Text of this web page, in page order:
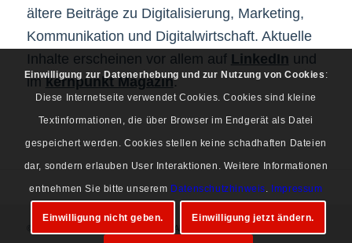
ältere Beiträge zu Digitalisierung, Marketing,
Kommunikation und Digitalwirtschaft. Aktuelle
Inhalte erscheinen vor allem auf LinkedIn und
imkernpunkt Magazin.
© Copyright 1997-2026 Mike Schnoor. Alle Rechte vorbehalten.
Einwilligung zur Datenerhebung und zur Nutzung von Cookies :
Diese Internetseite verwendet Cookies. Cookies sind kleine
Textinformationen, die über Browser im Endgerät als Datei
gespeichert werden. Cookies stellen keine schadhaften Dateien
dar, sondern erlauben User Interaktionen. Weitere Informationen
entnehmen Sie bitte unserem Datenschutzhinweis. Impressum
Einwilligung nicht geben. Einwilligung jetzt ändern.